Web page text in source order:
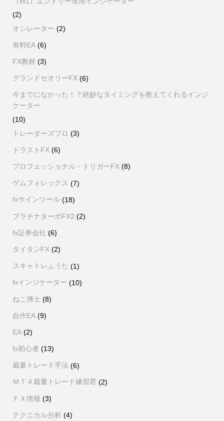
(2)
オシレーター (2)
有料EA(6)
FX教材(3)
グランドセオリーFX(6)
今までになかった！？絶妙なタイミングを教えてくれるインジ
ケーター
(10)
トレーダーズプロ (3)
ドラストFX(6)
プロフェッショナル・トリガーFX(8)
ゲムフォレックス (7)
fxサインツール(18)
プラチナターボFX2 (2)
fx証券会社 (6)
タイタンFX(2)
スキャトレふうた (1)
fxインジケーター (10)
ねこ博士(8)
自作EA(9)
EA(2)
fx初心者(13)
裁量トレード手法(6)
ＭＴ４裁量トレード練習君 (2)
ＦＸ情報 (3)
テクニカル分析(4)